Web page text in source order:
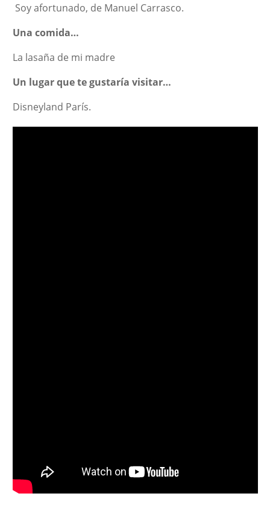
Soy afortunado, de Manuel Carrasco.
Una comida…
La lasaña de mi madre
Un lugar que te gustaría visitar…
Disneyland París.